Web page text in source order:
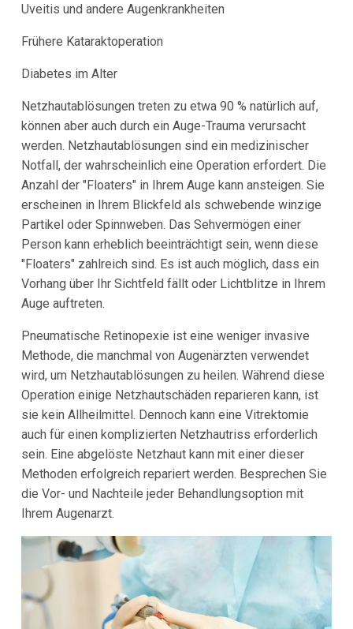
Uveitis und andere Augenkrankheiten
Frühere Kataraktoperation
Diabetes im Alter
Netzhautablösungen treten zu etwa 90 % natürlich auf,
können aber auch durch ein Auge-Trauma verursacht
werden. Netzhautablösungen sind ein medizinischer
Notfall, der wahrscheinlich eine Operation erfordert. Die
Anzahl der "Floaters" in Ihrem Auge kann ansteigen. Sie
erscheinen in Ihrem Blickfeld als schwebende winzige
Partikel oder Spinnweben. Das Sehvermögen einer
Person kann erheblich beeinträchtigt sein, wenn diese
"Floaters" zahlreich sind. Es ist auch möglich, dass ein
Vorhang über Ihr Sichtfeld fällt oder Lichtblitze in Ihrem
Auge auftreten.
Pneumatische Retinopexie ist eine weniger invasive
Methode, die manchmal von Augenärzten verwendet
wird, um Netzhautablösungen zu heilen. Während diese
Operation einige Netzhautschäden reparieren kann, ist
sie kein Allheilmittel. Dennoch kann eine Vitrektomie
auch für einen komplizierten Netzhautriss erforderlich
sein. Eine abgelöste Netzhaut kann mit einer dieser
Methoden erfolgreich repariert werden. Besprechen Sie
die Vor- und Nachteile jeder Behandlungsoption mit
Ihrem Augenarzt.